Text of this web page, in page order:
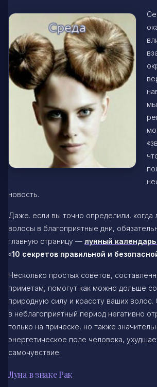
новость.
Даже. если вы точно определили, когда
волосы в благоприятные дни,
главную страницу — лунный
«10 секретов правильной и
Несколько простых советов,
приметам, помогут как можно дольше
природную силу и красоту ваших
в неблагоприятный период негативно
только на прическе, но также
энергетическое поле человека,
самочувствие.
Луна в знаке Рак